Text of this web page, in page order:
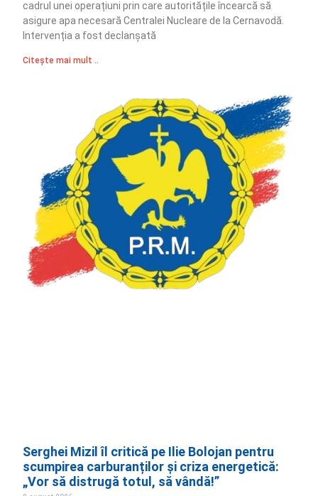
cadrul unei operațiuni prin care autoritățile încearcă să
asigure apa necesară Centralei Nucleare de la Cernavodă.
Intervenția a fost declanșată
Citește mai mult ..
Serghei Mizil îl critică pe Ilie Bolojan pentru
scumpirea carburanților și criza energetică:
„Vor să distrugă totul, să vândă!”